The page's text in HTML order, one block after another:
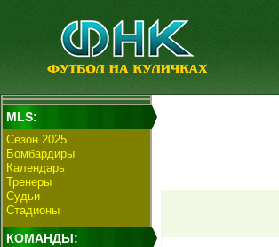
MLS:
Сезон 2025
Бомбардиры
Календарь
Тренеры
Судьи
Стадионы
КОМАНДЫ: